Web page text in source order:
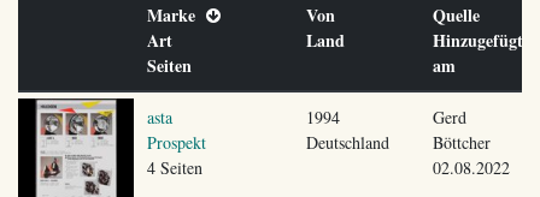
Marke
Art
Seiten
Von
Land
Quelle
Hinzugefügt
am
asta
Prospekt
4 Seiten
1994
Deutschland
Gerd
Böttcher
02.08.2022